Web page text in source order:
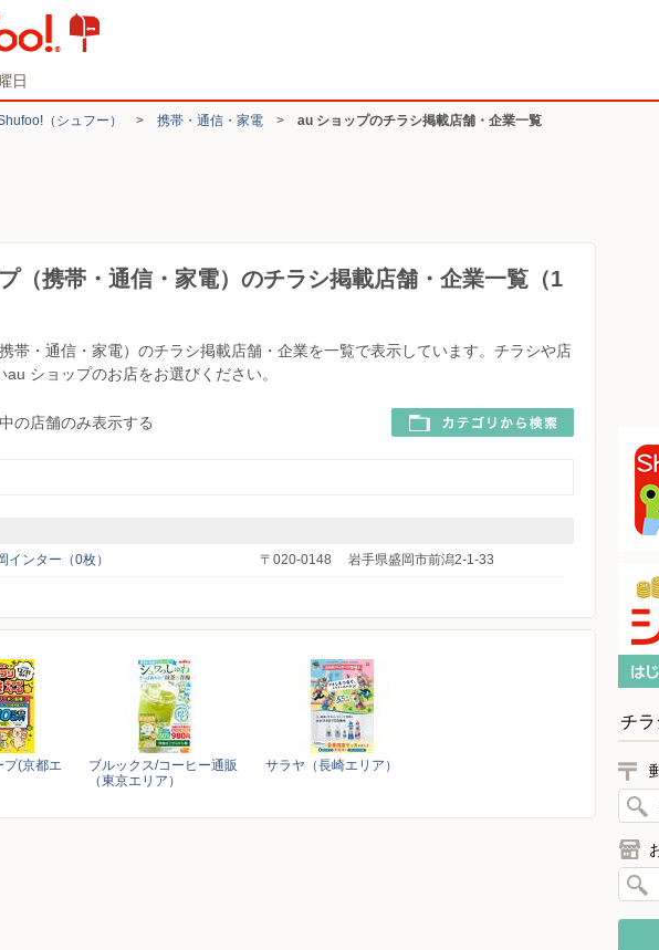
日
（シュフー） > 携帯・通信・家電 > au ショップのチラシ掲載店舗・企業一覧
（携帯・通信・家電）のチラシ掲載店舗・企業一覧（1
帯・通信・家電）のチラシ掲載店舗・企業を一覧で表示しています。チラシや店
au ショップのお店をお選びください。
の店舗のみ表示する
インター（0枚） 〒020-0148 岩手県盛岡市前潟2-1-33
プ(京都エ
ブルックス/コーヒー通販
（東京エリア）
サラヤ（長崎エリア）
チラ